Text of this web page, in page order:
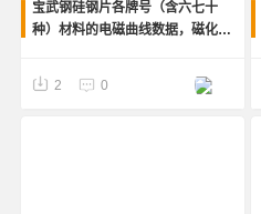
宝武钢硅钢片各牌号（含六七十
种）材料的电磁曲线数据，磁化曲
2 0